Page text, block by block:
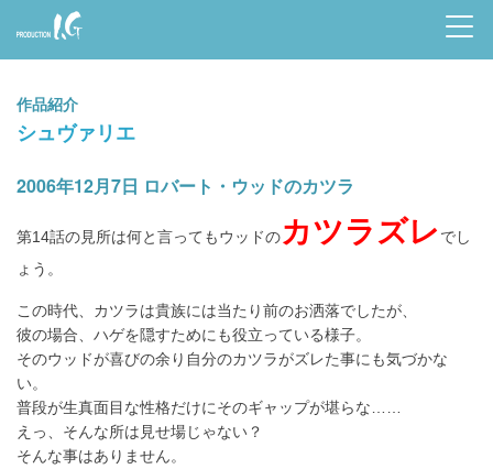
Prod
uctio
n I.G
作品紹介
シュヴァリエ
2006年12月7日 ロバート・ウッドのカツラ
第14話の見所は何と言ってもウッドのカツラズレ でし
ょう。
この時代、カツラは貴族には当たり前のお洒落でしたが、
彼の場合、ハゲを隠すためにも役立っている様子。
そのウッドが喜びの余り自分のカツラがズレた事にも気づかな
い。
普段が生真面目な性格だけにそのギャップが堪らな……
えっ、そんな所は見せ場じゃない？
そんな事はありません。